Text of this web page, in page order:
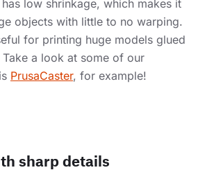
has low shrinkage, which makes it
objects with little to no warping.
for printing huge models glued
a look at some of our
PrusaCaster, for example!
sharp details